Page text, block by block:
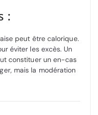
:
peut être calorique.
éviter les excès. Un
constituer un en-cas
mais la modération